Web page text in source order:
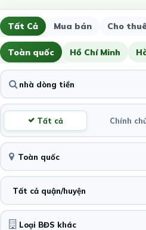
Tất Cả Mua bán Cho thuê
Toàn quốc Hồ Chí Minh
Tất cả Chính
Toàn quốc
Tất cả quận/huyện